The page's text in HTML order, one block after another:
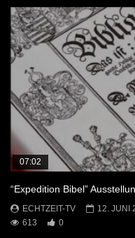
07:02
“Expedition Bibel”
ECHTZEIT-TV
12. JUNI
613
0